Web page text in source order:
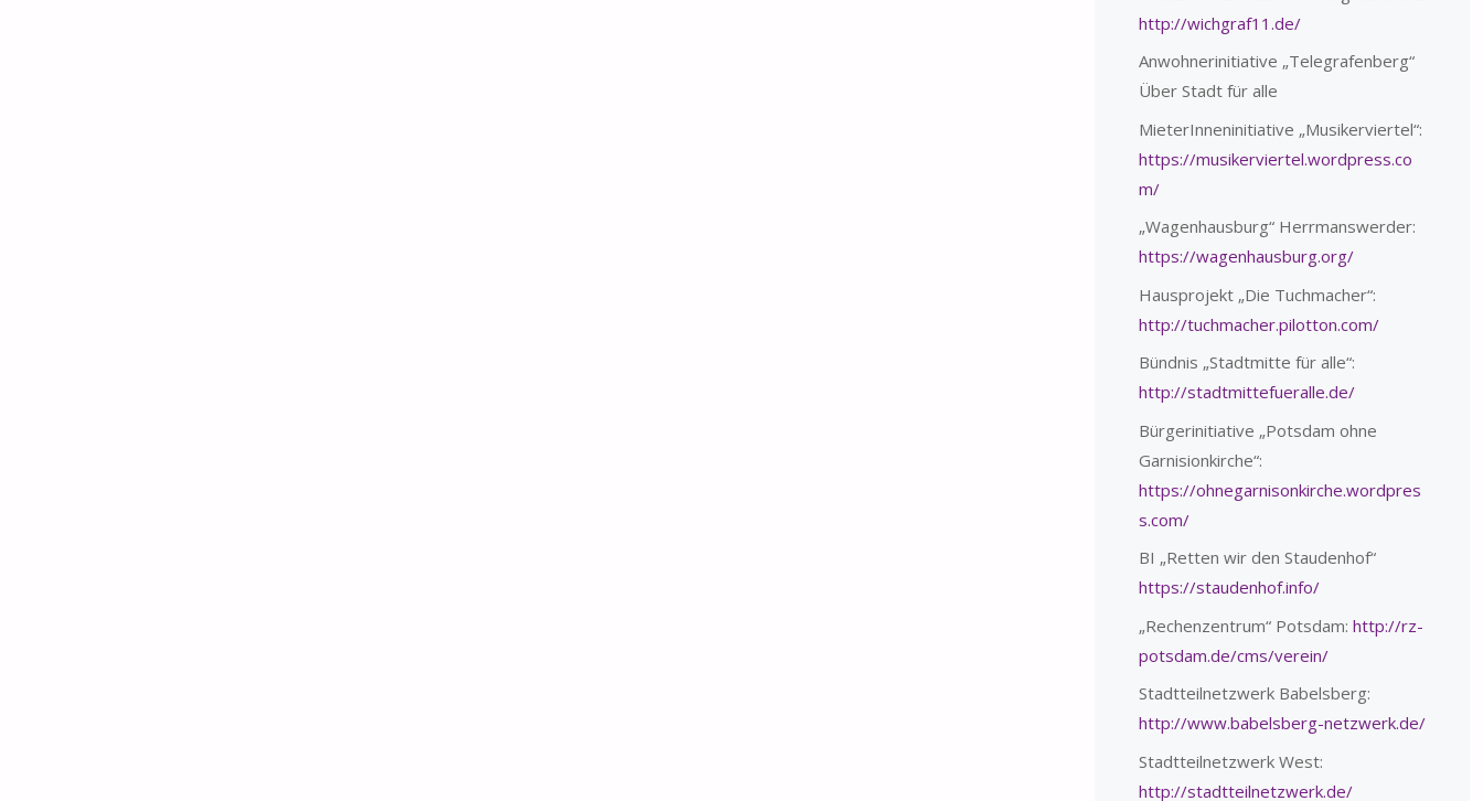
http://wichgraf11.de/
Anwohnerinitiative „Telegrafenberg“
Über Stadt für alle
MieterInneninitiative „Musikerviertel“:
https://musikerviertel.wordpress.co
m/
„Wagenhausburg“ Herrmanswerder:
https://wagenhausburg.org/
Hausprojekt „Die Tuchmacher“:
http://tuchmacher.pilotton.com/
Bündnis „Stadtmitte für alle“:
http://stadtmittefueralle.de/
Bürgerinitiative „Potsdam ohne
Garnisionkirche“:
https://ohnegarnisonkirche.wordpres
s.com/
BI „Retten wir den Staudenhof“
https://staudenhof.info/
„Rechenzentrum“ Potsdam: http://rz-
potsdam.de/cms/verein/
Stadtteilnetzwerk Babelsberg:
http://www.babelsberg-netzwerk.de/
Stadtteilnetzwerk West:
http://stadtteilnetzwerk.de/